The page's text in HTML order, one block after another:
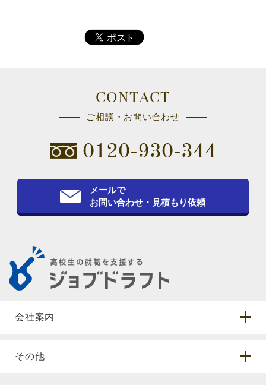
CONTACT
ご相談・お問い合わせ
0120-930-344
メールで
お問い合わせ・見積もり依頼
会社案内
その他